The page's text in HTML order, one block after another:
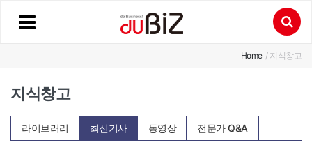
Home / 지식창고
지식창고
라이브러리 최신기사 동영상 전문가 Q&A